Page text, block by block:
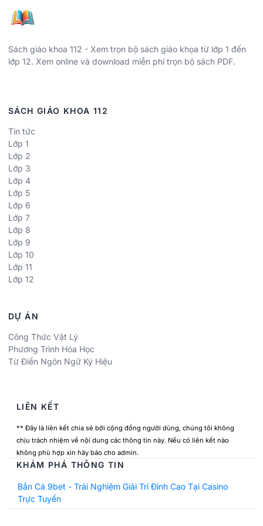
Sách giáo khoa 112 - Xem trọn bộ sách giáo khọa từ lớp 1 đến
lớp 12. Xem online và download miễn phí trọn bộ sách PDF.
SÁCH GIÁO KHOA 112
Tin tức
Lớp 1
Lớp 2
Lớp 3
Lớp 4
Lớp 5
Lớp 6
Lớp 7
Lớp 8
Lớp 9
Lớp 10
Lớp 11
Lớp 12
DỰ ÁN
Công Thức Vật Lý
Phương Trình Hóa Học
Từ Điển Ngôn Ngữ Ký Hiệu
LIÊN KẾT
** Đây là liên kết chia sẻ bởi cộng đồng người dùng, chúng tôi không
chịu trách nhiệm về nội dung các thông tin này. Nếu có liên kết nào
không phù hợp xin hãy báo cho admin.
KHÁM PHÁ THÔNG TIN
Bắn Cá 9bet - Trải Nghiệm Giải Trí Đỉnh Cao Tại Casino
Trực Tuyến